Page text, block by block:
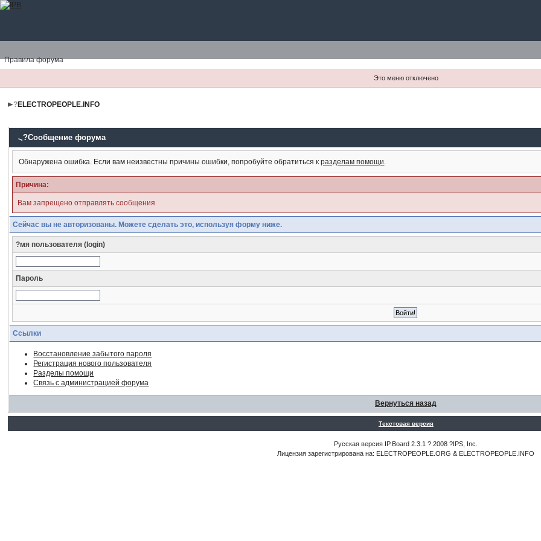
Правила форума
Это меню отключено
?ELECTROPEOPLE.INFO
?Сообщение форума
Обнаружена ошибка. Если вам неизвестны причины ошибки, попробуйте обратиться кразделам помощи.
Причина:
Вам запрещено отправлять сообщения
Сейчас вы не авторизованы. Можете сделать это, используя форму ниже.
?мя пользователя (login)
Пароль
Ссылки
Восстановление забытого пароля
Регистрация нового пользователя
Разделы помощи
Связь с администрацией форума
Вернуться назад
Текстовая версия
Русская версия IP.Board 2.3.1 ? 2008 ?IPS, Inc.
Лицензия зарегистрирована на: ELECTROPEOPLE.ORG & ELECTROPEOPLE.INFO